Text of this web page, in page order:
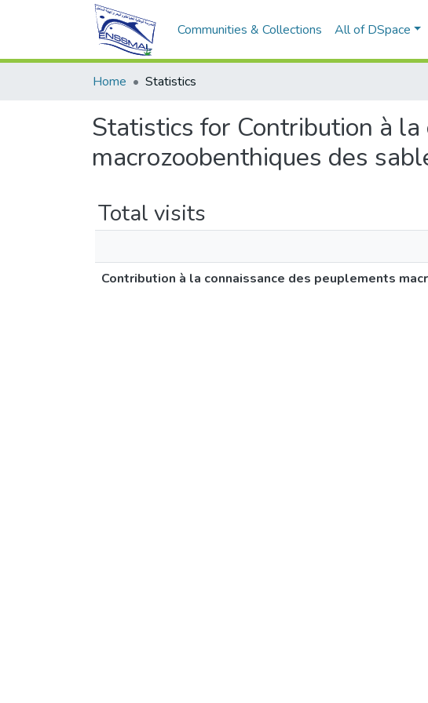
Communities & Collections All of DSpace
Home Statistics
Statistics for Contribution à
macrozoobenthiques des
Total visits
Contribution à la connaissance des peuplements